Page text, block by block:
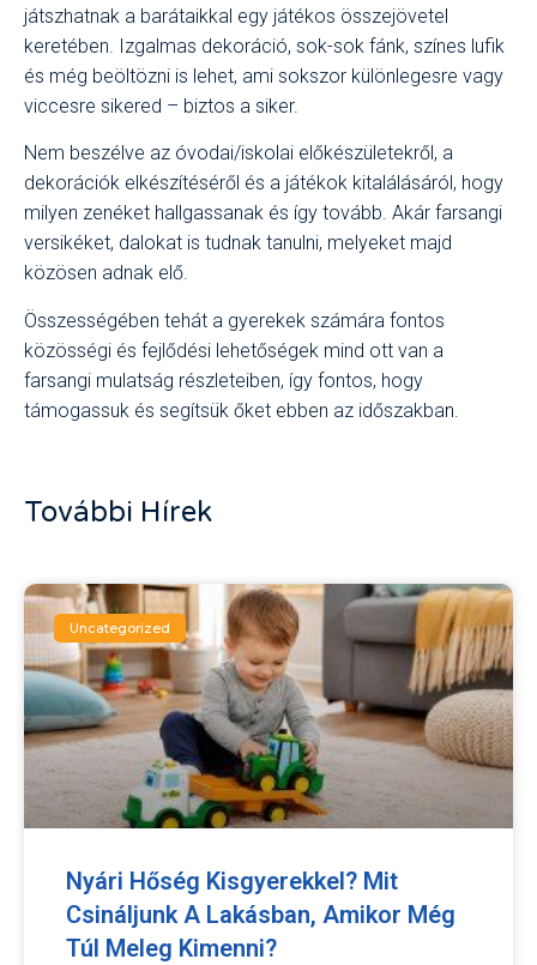
játszhatnak a barátaikkal egy játékos összejövetel
keretében. Izgalmas dekoráció, sok-sok fánk, színes lufik
és még beöltözni is lehet, ami sokszor különlegesre vagy
viccesre sikered – biztos a siker.
Nem beszélve az óvodai/iskolai előkészületekről, a
dekorációk elkészítéséről és a játékok kitalálásáról, hogy
milyen zenéket hallgassanak és így tovább. Akár farsangi
versikéket, dalokat is tudnak tanulni, melyeket majd
közösen adnak elő.
Összességében tehát a gyerekek számára fontos
közösségi és fejlődési lehetőségek mind ott van a
farsangi mulatság részleteiben, így fontos, hogy
támogassuk és segítsük őket ebben az időszakban.
További Hírek
Uncategorized
Nyári Hőség Kisgyerekkel? Mit
Csináljunk A Lakásban, Amikor Még
Túl Meleg Kimenni?